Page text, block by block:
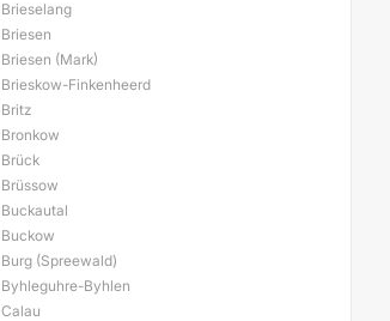
Brieselang
Briesen
Briesen (Mark)
Brieskow-Finkenheerd
Britz
Bronkow
Brück
Brüssow
Buckautal
Buckow
Burg (Spreewald)
Byhleguhre-Byhlen
Calau